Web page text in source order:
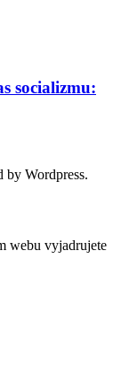
socializmu:
by Wordpress.
webu vyjadrujete